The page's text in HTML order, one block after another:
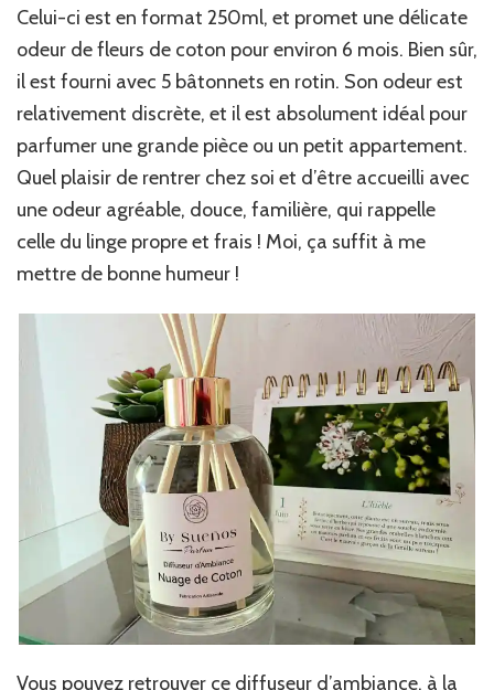
Celui-ci est en format 250ml, et promet une délicate
odeur de fleurs de coton pour environ 6 mois. Bien sûr,
il est fourni avec 5 bâtonnets en rotin. Son odeur est
relativement discrète, et il est absolument idéal pour
parfumer une grande pièce ou un petit appartement.
Quel plaisir de rentrer chez soi et d’être accueilli avec
une odeur agréable, douce, familière, qui rappelle
celle du linge propre et frais ! Moi, ça suffit à me
mettre de bonne humeur !
Vous pouvez retrouver ce diffuseur d’ambiance, à la